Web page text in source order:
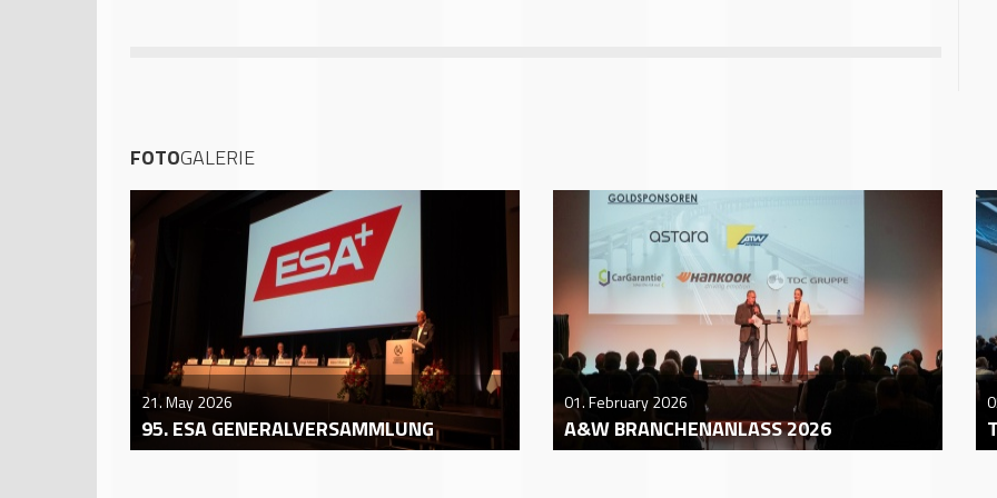
FOTOGALERIE
21. May 2026
95. ESA GENERALVERSAMMLUNG
01. February 2026
A&W BRANCHENANLASS 2026